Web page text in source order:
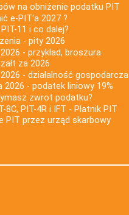
na obniżenie podatku PIT
e-PIT'a 2027 ?
11 i co dalej?
- pity 2026
- przykład, broszura
za 2026
- działalność gospodarcza
2026 - podatek liniowy 19%
zwrot podatku?
8C, PIT-4R i IFT - Płatnik PIT
PIT przez urząd skarbowy